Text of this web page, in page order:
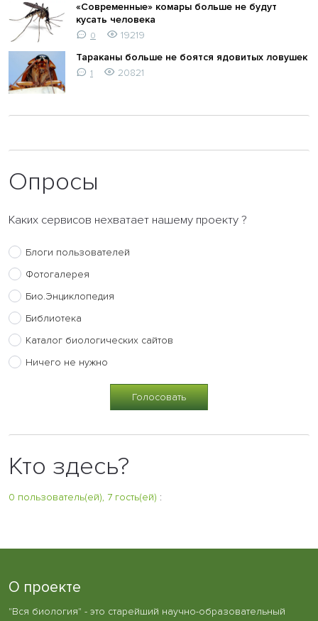
«Современные» комары больше не будут
кусать человека
0
19219
Тараканы больше не боятся ядовитых ловушек
1 20821
Опросы
Каких сервисов нехватает нашему проекту ?
Блоги пользователей
Фотогалерея
Био.Энциклопедия
Библиотека
Каталог биологических сайтов
Ничего не нужно
Кто здесь?
0 пользователь(ей), 7 гость(ей) :
О проекте
"Вся биология" - это старейший научно-образовательный